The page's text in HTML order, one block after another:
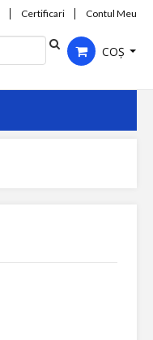
Certificari Contul Meu
COȘ